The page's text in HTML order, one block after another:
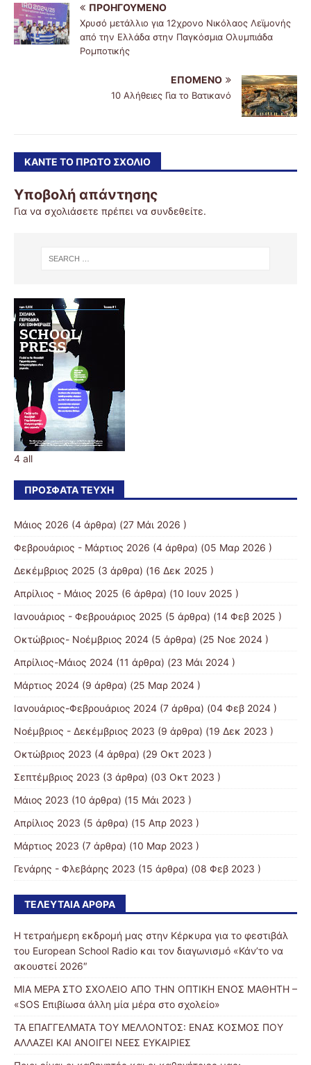
ΠΡΟΗΓΟΎΜΕΝΟ
Χρυσό μετάλλιο για 12χρονο Νικόλαος Λεϊμονής
από την Ελλάδα στην Παγκόσμια Ολυμπιάδα
Ρομποτικής
ΕΠΌΜΕΝΟ
10 Αλήθειες Για το Βατικανό
ΚΆΝΤΕ ΤΟ ΠΡΏΤΟ ΣΧΌΛΙΟ
Υποβολή απάντησης
Για να σχολιάσετε πρέπει να συνδεθείτε.
4 all
ΠΡΌΣΦΑΤΑ ΤΕΎΧΗ
Μάιος 2026 (4 άρθρα) (27 Μάι 2026 )
Φεβρουάριος - Μάρτιος 2026 (4 άρθρα) (05 Μαρ 2026 )
Δεκέμβριος 2025 (3 άρθρα) (16 Δεκ 2025 )
Απρίλιος - Μάιος 2025 (6 άρθρα) (10 Ιουν 2025 )
Ιανουάριος - Φεβρουάριος 2025 (5 άρθρα) (14 Φεβ 2025 )
Οκτώβριος- Νοέμβριος 2024 (5 άρθρα) (25 Νοε 2024 )
Απρίλιος-Μάιος 2024 (11 άρθρα) (23 Μάι 2024 )
Μάρτιος 2024 (9 άρθρα) (25 Μαρ 2024 )
Ιανουάριος-Φεβρουάριος 2024 (7 άρθρα) (04 Φεβ 2024 )
Νοέμβριος - Δεκέμβριος 2023 (9 άρθρα) (19 Δεκ 2023 )
Οκτώβριος 2023 (4 άρθρα) (29 Οκτ 2023 )
Σεπτέμβριος 2023 (3 άρθρα) (03 Οκτ 2023 )
Μάιος 2023 (10 άρθρα) (15 Μάι 2023 )
Απρίλιος 2023 (5 άρθρα) (15 Απρ 2023 )
Μάρτιος 2023 (7 άρθρα) (10 Μαρ 2023 )
Γενάρης - Φλεβάρης 2023 (15 άρθρα) (08 Φεβ 2023 )
ΤΕΛΕΥΤΑΊΑ ΆΡΘΡΑ
Η τετραήμερη εκδρομή μας στην Κέρκυρα για το φεστιβάλ
του European School Radio και τον διαγωνισμό «Κάν’το να
ακουστεί 2026″
ΜΙΑ ΜΕΡΑ ΣΤΟ ΣΧΟΛΕΙΟ ΑΠΟ ΤΗΝ ΟΠΤΙΚΗ ΕΝΟΣ ΜΑΘΗΤΗ –
«SOS Επιβίωσα άλλη μία μέρα στο σχολείο»
ΤΑ ΕΠΑΓΓΕΛΜΑΤΑ ΤΟΥ ΜΕΛΛΟΝΤΟΣ: ΕΝΑΣ ΚΟΣΜΟΣ ΠΟΥ
ΑΛΛΑΖΕΙ ΚΑΙ ΑΝΟΙΓΕΙ ΝΕΕΣ ΕΥΚΑΙΡΙΕΣ